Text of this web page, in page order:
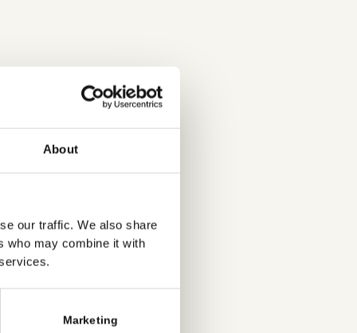
About
our traffic. We also share
who may combine it with
Marketing